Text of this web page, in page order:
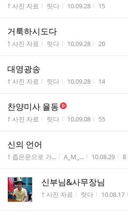
게시판명
† 사진 자료 작성자
릿다 작성시간
10.09.28 조회수
15
거룩하시도다
게시판명
† 사진 자료 작성자
릿다 작성시간
10.09.28 조회수
20
대영광송
게시판명
† 사진 자료 작성자
릿다 작성시간
10.09.28 조회수
14
찬양미사 율동
게시판명
† 사진 자료 작성자
릿다 작성시간
10.09.08 조회수
55
신의 언어
게시판명
† 좁은문으로 가... 작성자
A_M_... 작성시간
10.08.29 8
신부님&사무장님
게시판명
† 사진 자료 작성자
릿다 작성시간
10.08.17